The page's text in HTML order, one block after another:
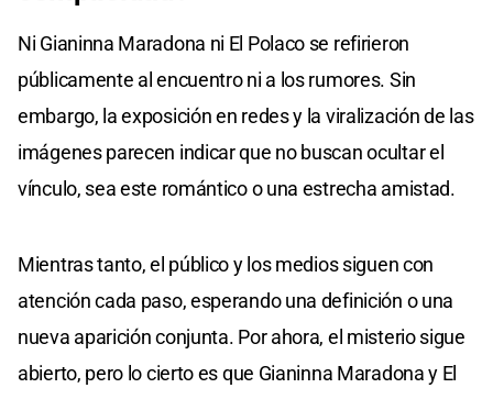
Ni Gianinna Maradona ni El Polaco se refirieron
públicamente al encuentro ni a los rumores. Sin
embargo, la exposición en redes y la viralización de las
imágenes parecen indicar que no buscan ocultar el
vínculo, sea este romántico o una estrecha amistad.
Mientras tanto, el público y los medios siguen con
atención cada paso, esperando una definición o una
nueva aparición conjunta. Por ahora, el misterio sigue
abierto, pero lo cierto es que Gianinna Maradona y El